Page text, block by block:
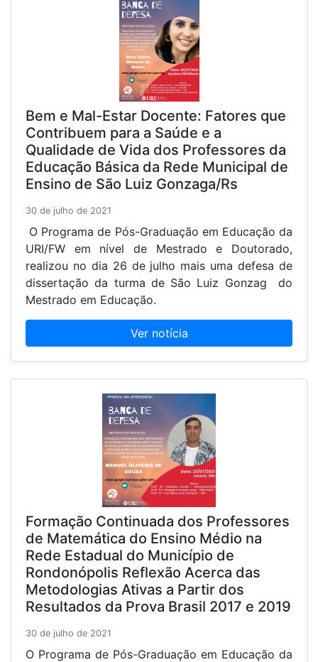
Bem e Mal-Estar Docente: Fatores que
Contribuem para a Saúde e a
Qualidade de Vida dos Professores da
Educação Básica da Rede Municipal de
Ensino de São Luiz Gonzaga/Rs
30 de julho de 2021
O Programa de Pós-Graduação em Educação da
URI/FW em nível de Mestrado e Doutorado,
realizou no dia 26 de julho mais uma defesa de
dissertação da turma de São Luiz Gonzag do
Mestrado em Educação.
Ver notícia
Formação Continuada dos Professores
de Matemática do Ensino Médio na
Rede Estadual do Município de
Rondonópolis Reflexão Acerca das
Metodologias Ativas a Partir dos
Resultados da Prova Brasil 2017 e 2019
30 de julho de 2021
O Programa de Pós-Graduação em Educação da